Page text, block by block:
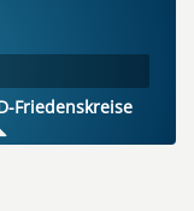
Friedenskreise